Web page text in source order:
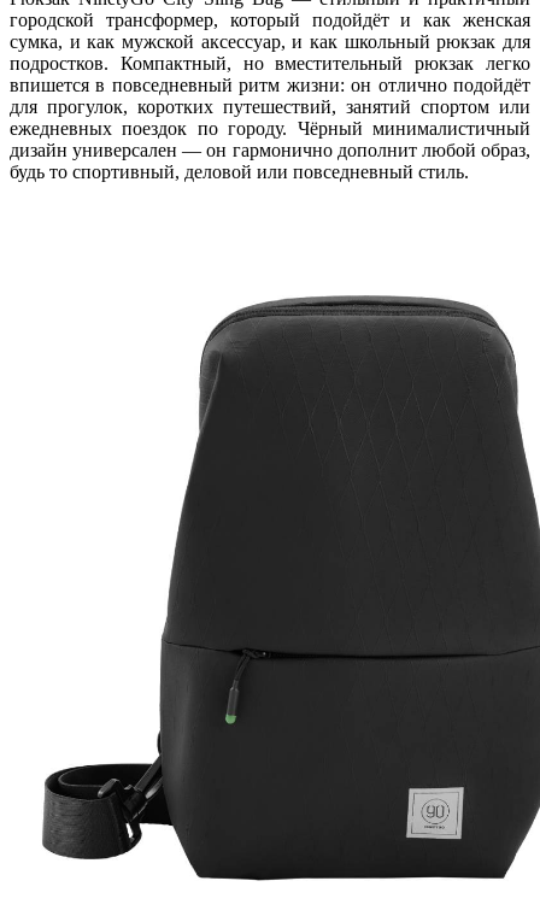
городской трансформер, который подойдёт и как женская
сумка, и как мужской аксессуар, и как школьный рюкзак для
подростков. Компактный, но вместительный рюкзак легко
впишется в повседневный ритм жизни: он отлично подойдёт
для прогулок, коротких путешествий, занятий спортом или
ежедневных поездок по городу. Чёрный минималистичный
дизайн универсален — он гармонично дополнит любой образ,
будь то спортивный, деловой или повседневный стиль.